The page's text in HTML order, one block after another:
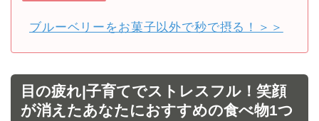
ブルーベリーをお菓子以外で秒で摂る！＞＞
目の疲れ|子育てでストレスフル！笑顔
が消えたあなたにおすすめの食べ物1つ